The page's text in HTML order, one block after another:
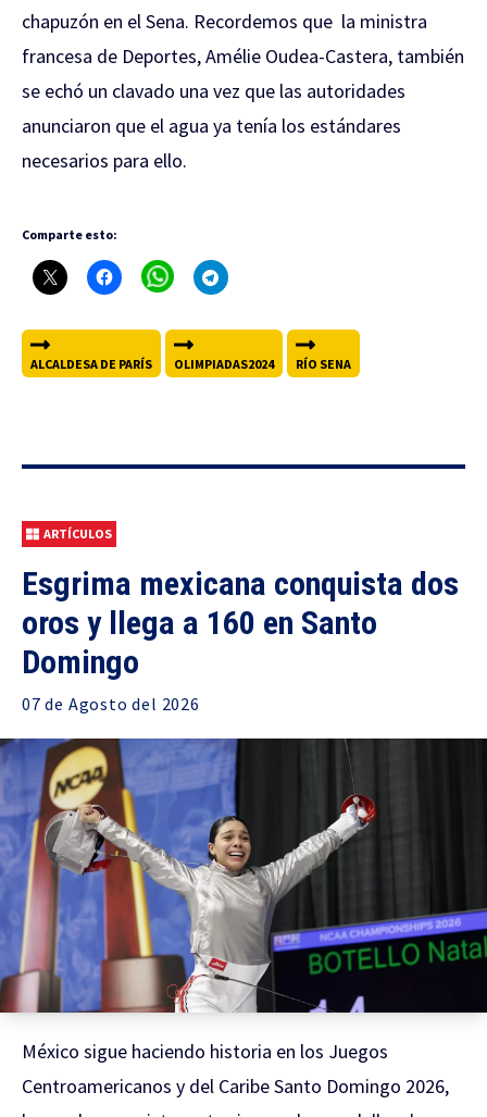
chapuzón en el Sena. Recordemos que la ministra
francesa de Deportes, Amélie Oudea-Castera, también
se echó un clavado una vez que las autoridades
anunciaron que el agua ya tenía los estándares
necesarios para ello.
Comparte esto:
ALCALDESA DE PARÍS OLIMPIADAS2024 RÍO SENA
ARTÍCULOS
Esgrima mexicana conquista dos
oros y llega a 160 en Santo
Domingo
07 de Agosto del 2026
México sigue haciendo historia en los Juegos
Centroamericanos y del Caribe Santo Domingo 2026,